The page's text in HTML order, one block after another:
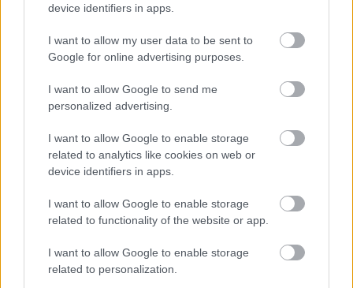
device identifiers in apps.
I want to allow my user data to be sent to
Google for online advertising purposes.
I want to allow Google to send me
personalized advertising.
I want to allow Google to enable storage
related to analytics like cookies on web or
device identifiers in apps.
I want to allow Google to enable storage
related to functionality of the website or app.
I want to allow Google to enable storage
related to personalization.
babaholmik is, s itt érdemes megemlítenünk azt is,
hogy manapság egyre nagyobb az igény az
újrahasználható termékekre, például a mosható
pelenkákra, de ugyanígy a női intimhigiéniai
termékekhez is remekül felhasználhatók.
Láthatod, hogy szinte bármit varrhatsz belőlük, és
alapjában mindkét típus nagyon jó
egyértelműen nívósabb, lágyabb, rugalmasabb, ettől
függetlenül a hagyományosnak is megvan a maga
létjogosultsága. Érdemes tehát mindkettőt
használni, s annak függvényében választani, hogy
mit készítenél belőle.